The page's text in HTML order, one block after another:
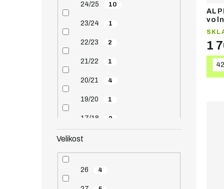
Velikost
26 4
24/25 10
23/24 1
22/23 2
21/22 1
20/21 4
19/20 1
17/18 2
1
42